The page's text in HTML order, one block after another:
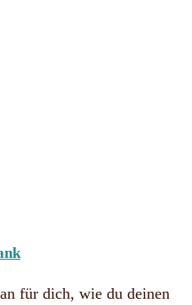
für dich, wie du deinen